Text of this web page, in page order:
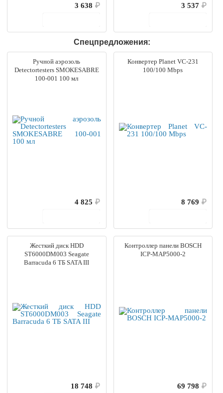
3 638 ₽
3 537 ₽
Спецпредложения:
Ручной аэрозоль
Detectortesters SMOKESABRE
100-001 100 мл
4 825 ₽
Конвертер Planet VC-231
100/100 Mbps
8 769 ₽
Жесткий диск HDD
ST6000DM003 Seagate
Barracuda 6 ТБ SATA III
18 748 ₽
Контроллер панели BOSCH
ICP-MAP5000-2
69 798 ₽